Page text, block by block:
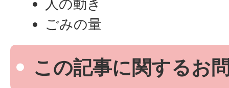
人の動き
ごみの量
この記事に関するお